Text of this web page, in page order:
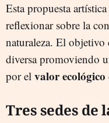
Esta propuesta
reflexionar sobre la
naturaleza. El objetivo
diversa promoviendo
por el valor
Tres sedes de